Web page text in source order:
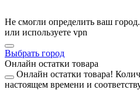
Не смогли определить ваш
или используете vpn
Выбрать город
Онлайн остатки товара
Онлайн остатки товара!
настоящем времени и